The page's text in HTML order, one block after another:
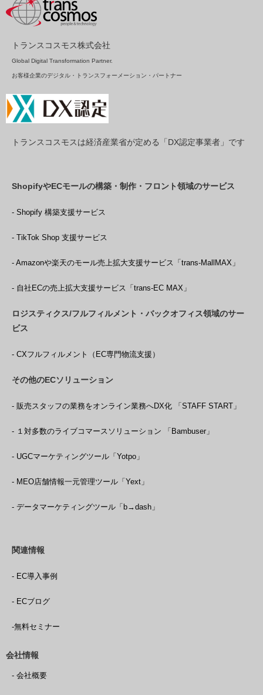
トランスコスモス株式会社
Global Digital Transformation Partner.
お客様企業のデジタル・トランスフォーメーション・パートナー
トランスコスモスは経済産業省が定める「DX認定事業者」です
ShopifyやECモールの構築・制作・フロント領域のサービス
- Shopify 構築支援サービス
- TikTok Shop 支援サービス
- Amazonや楽天のモール売上拡大支援サービス「trans-MallMAX」
- 自社ECの売上拡大支援サービス「trans-EC MAX」
ロジスティクス/フルフィルメント・バックオフィス領域のサー
ビス
- CXフルフィルメント（EC専門物流支援）
その他のECソリューション
- 販売スタッフの業務をオンライン業務へDX化 「STAFF START」
- １対多数のライブコマースソリューション 「Bambuser」
- UGCマーケティングツール「Yotpo」
- MEO店舗情報一元管理ツール「Yext」
- データマーケティングツール「b→dash」
関連情報
- EC導入事例
- ECブログ
-無料セミナー
会社情報
- 会社概要